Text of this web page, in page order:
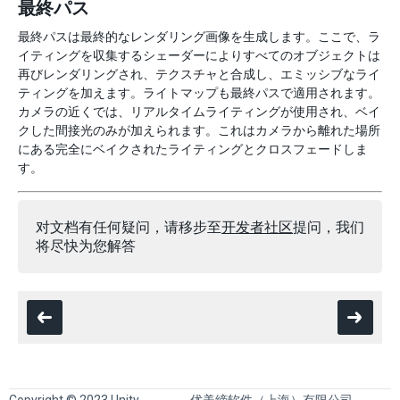
最終パス
最終パスは最終的なレンダリング画像を生成します。ここで、ラ
イティングを収集するシェーダーによりすべてのオブジェクトは
再びレンダリングされ、テクスチャと合成し、エミッシブなライ
ティングを加えます。ライトマップも最終パスで適用されます。
カメラの近くでは、リアルタイムライティングが使用され、ベイ
クした間接光のみが加えられます。これはカメラから離れた場所
にある完全にベイクされたライティングとクロスフェードしま
す。
对文档有任何疑问，请移步至开发者社区提问，我们
将尽快为您解答